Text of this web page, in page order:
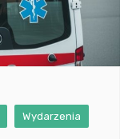
Wydarzenia